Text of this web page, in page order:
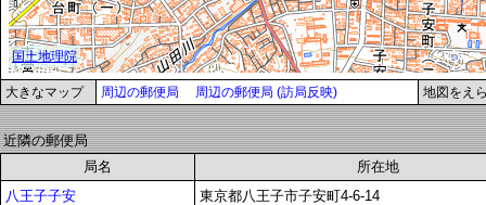
大きなマップ 周辺の郵便局 周辺の郵便局 (訪局反映) 地図をえ
近隣の郵便局
局名
所在地
八王子子安
東京都八王子市子安町4-6-14